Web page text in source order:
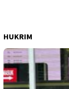
HUKRIM